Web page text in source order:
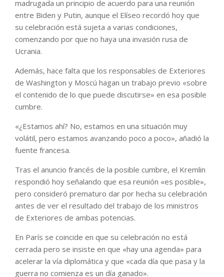
madrugada un principio de acuerdo para una reunión
entre Biden y Putin, aunque el Elíseo recordó hoy que
su celebración está sujeta a varias condiciones,
comenzando por que no haya una invasión rusa de
Ucrania.
Además, hace falta que los responsables de Exteriores
de Washington y Moscú hagan un trabajo previo «sobre
el contenido de lo que puede discutirse» en esa posible
cumbre.
«¿Estamos ahí? No, estamos en una situación muy
volátil, pero estamos avanzando poco a poco», añadió la
fuente francesa.
Tras el anuncio francés de la posible cumbre, el Kremlin
respondió hoy señalando que esa reunión «es posible»,
pero consideró prematuro dar por hecha su celebración
antes de ver el resultado del trabajo de los ministros
de Exteriores de ambas potencias.
En París se coincide en que su celebración no está
cerrada pero se insiste en que «hay una agenda» para
acelerar la vía diplomática y que «cada día que pasa y la
guerra no comienza es un día ganado».